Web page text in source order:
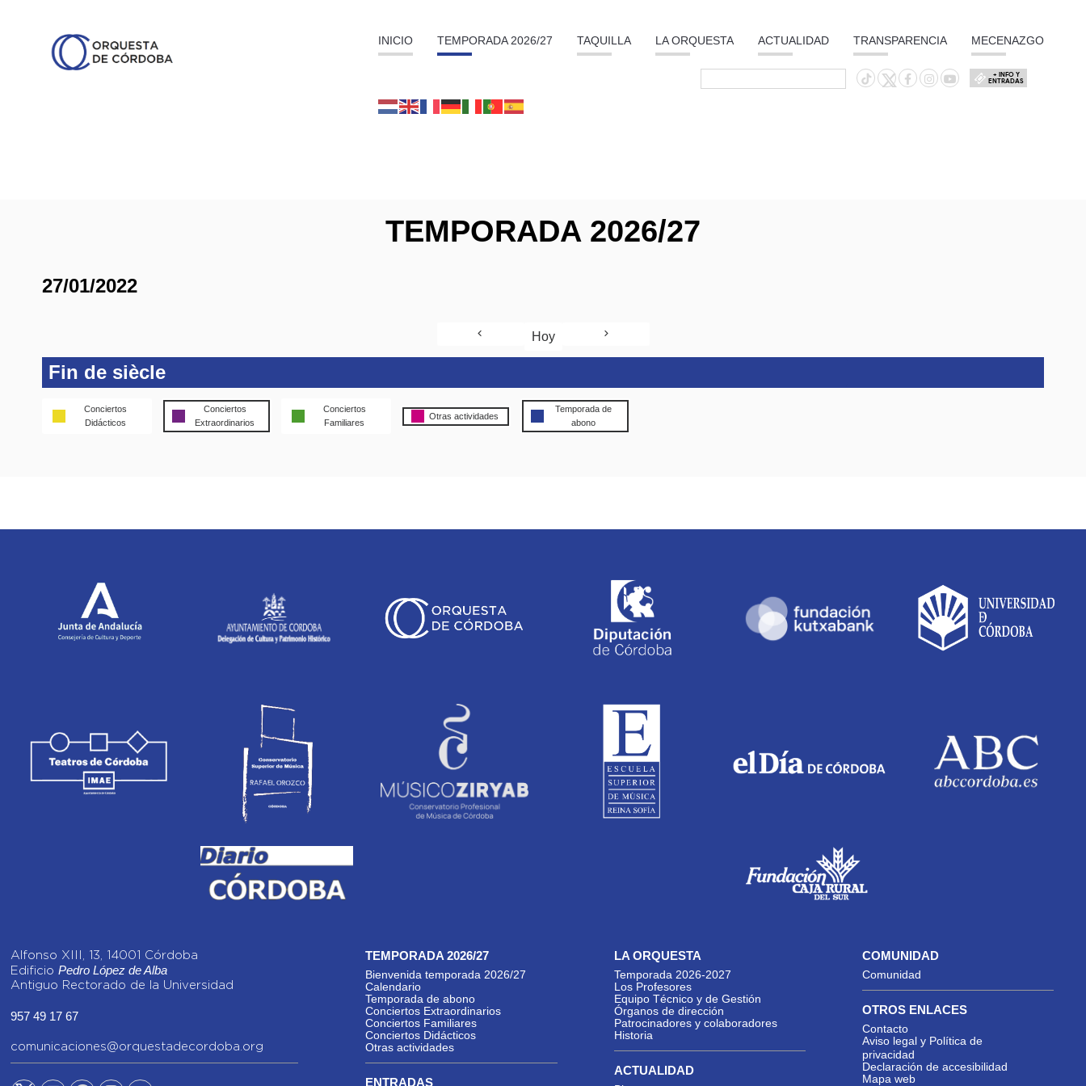
INICIO TEMPORADA 2026/27 TAQUILLA LA ORQUESTA ACTUALIDAD TRANSPARENCIA MECENAZGO
+ INFO Y
ENTRADAS
TEMPORADA 2026/27
27/01/2022
Hoy
Fin de siècle
Conciertos
Didácticos
Conciertos
Extraordinarios
Conciertos
Familiares
Otras actividades
Temporada de
abono
Alfonso XIII, 13, 14001 Córdoba
Edificio Pedro López de Alba
Antiguo Rectorado de la Universidad
957 49 17 67
comunicaciones@orquestadecordoba.org
TEMPORADA 2026/27
Bienvenida temporada 2026/27
Calendario
Temporada de abono
Conciertos Extraordinarios
Conciertos Familiares
Conciertos Didácticos
Otras actividades
ENTRADAS
LA ORQUESTA
Temporada 2026-2027
Los Profesores
Equipo Técnico y de Gestión
Órganos de dirección
Patrocinadores y colaboradores
Historia
ACTUALIDAD
COMUNIDAD
Comunidad
OTROS ENLACES
Contacto
Aviso legal y Política de
privacidad
Declaración de accesibilidad
Mapa web